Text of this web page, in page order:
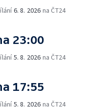
6. 8. 2026 na ČT24
23:00
5. 8. 2026 na ČT24
17:55
5. 8. 2026 na ČT24